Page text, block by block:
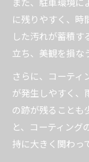
に残りやすく、時
した汚れが蓄積す
立ち、美観を損な
さらに、コーティ
が発生しやすく、
の跡が残ることも
と、コーティング
持に大きく関わっ